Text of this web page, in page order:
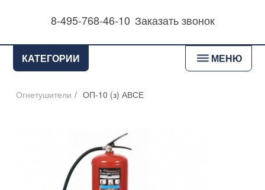
8-495-768-46-10 Заказать звонок
КАТЕГОРИИ bars МЕНЮ
Огнетушители / ОП-10 (з) АВСЕ